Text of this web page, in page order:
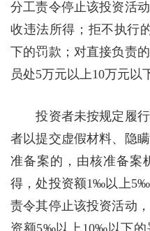
分工责令停止该投资活
收违法所得；拒不执行
下的罚款；对直接负责
员处5万元以上10万元以
投资者未按规定履行
者以提交虚假材料、隐
准备案的，由核准备案
得，处投资额1‰以上5‰
责令其停止该投资活动
资额5‰以上10‰以下的